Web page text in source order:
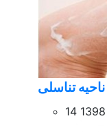
تناسلی